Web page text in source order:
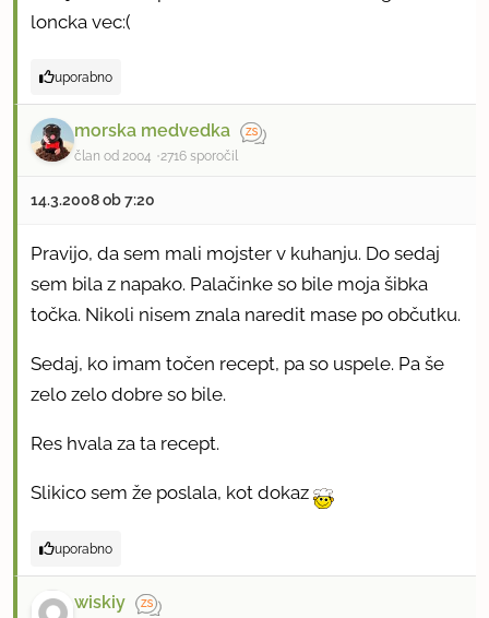
loncka vec:(
uporabno
morska medvedka
član od 2004 2716 sporočil
14.3.2008 ob 7:20
Pravijo, da sem mali mojster v kuhanju. Do sedaj
sem bila z napako. Palačinke so bile moja šibka
točka. Nikoli nisem znala naredit mase po občutku.
Sedaj, ko imam točen recept, pa so uspele. Pa še
zelo zelo dobre so bile.
Res hvala za ta recept.
Slikico sem že poslala, kot dokaz
uporabno
wiskiy